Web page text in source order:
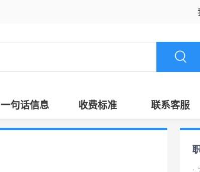
一句话信息 收费标准 联系客服
·